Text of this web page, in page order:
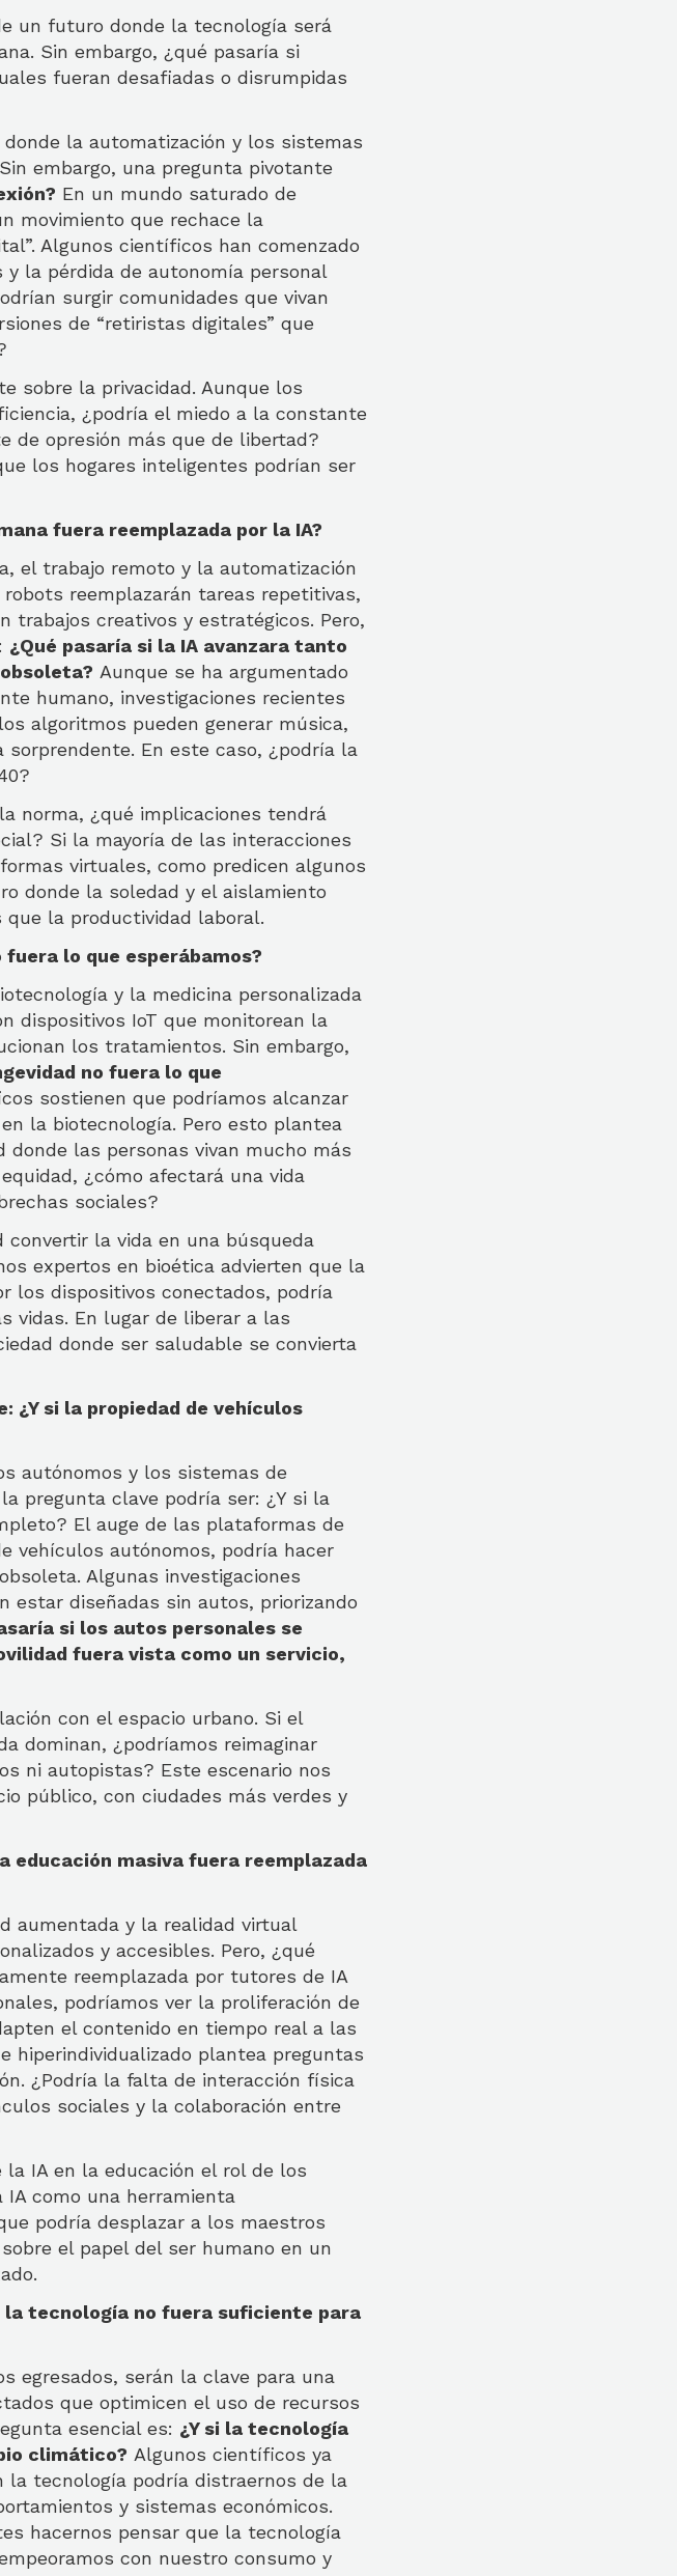
un futuro donde la tecnología será
Sin embargo, ¿qué pasaría si
fueran desafiadas o disrumpidas
la automatización y los sistemas
embargo, una pregunta pivotante
En un mundo saturado de
movimiento que rechace la
Algunos científicos han comenzado
la pérdida de autonomía personal
surgir comunidades que vivan
de “retiristas digitales” que
sobre la privacidad. Aunque los
¿podría el miedo a la constante
de opresión más que de libertad?
los hogares inteligentes podrían ser
fuera reemplazada por la IA?
el trabajo remoto y la automatización
reemplazarán tareas repetitivas,
trabajos creativos y estratégicos. Pero,
¿Qué pasaría si la IA avanzara tanto
Aunque se ha argumentado
humano, investigaciones recientes
algoritmos pueden generar música,
En este caso, ¿podría la
norma, ¿qué implicaciones tendrá
Si la mayoría de las interacciones
virtuales, como predicen algunos
donde la soledad y el aislamiento
la productividad laboral.
lo que esperábamos?
y la medicina personalizada
dispositivos IoT que monitorean la
los tratamientos. Sin embargo,
no fuera lo que
sostienen que podríamos alcanzar
la biotecnología. Pero esto plantea
las personas vivan mucho más
¿cómo afectará una vida
sociales?
convertir la vida en una búsqueda
expertos en bioética advierten que la
los dispositivos conectados, podría
vidas. En lugar de liberar a las
donde ser saludable se convierta
¿Y si la propiedad de vehículos
autónomos y los sistemas de
pregunta clave podría ser: ¿Y si la
El auge de las plataformas de
vehículos autónomos, podría hacer
Algunas investigaciones
estar diseñadas sin autos, priorizando
si los autos personales se
fuera vista como un servicio,
con el espacio urbano. Si el
dominan, ¿podríamos reimaginar
ni autopistas? Este escenario nos
público, con ciudades más verdes y
educación masiva fuera reemplazada
aumentada y la realidad virtual
y accesibles. Pero, ¿qué
reemplazada por tutores de IA
podríamos ver la proliferación de
el contenido en tiempo real a las
hiperindividualizado plantea preguntas
¿Podría la falta de interacción física
sociales y la colaboración entre
IA en la educación el rol de los
como una herramienta
podría desplazar a los maestros
el papel del ser humano en un
tecnología no fuera suficiente para
egresados, serán la clave para una
que optimicen el uso de recursos
esencial es: ¿Y si la tecnología
climático? Algunos científicos ya
la tecnología podría distraernos de la
y sistemas económicos.
hacernos pensar que la tecnología
con nuestro consumo y